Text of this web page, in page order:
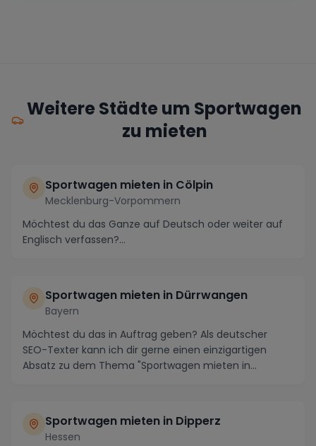
Weitere Städte um Sportwagen
zu mieten
Sportwagen mieten in Cölpin
Mecklenburg-Vorpommern
Möchtest du das Ganze auf Deutsch oder weiter auf
Englisch verfassen?...
Sportwagen mieten in Dürrwangen
Bayern
Möchtest du das in Auftrag geben? Als deutscher
SEO-Texter kann ich dir gerne einen einzigartigen
Absatz zu dem Thema "Sportwagen mieten in
Sportwagen mieten in Dipperz
Hessen